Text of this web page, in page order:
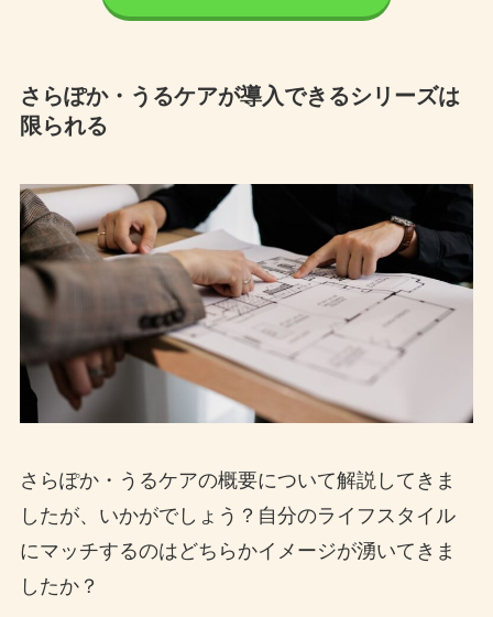
さらぽか・うるケアが導入できるシリーズは
限られる
さらぽか・うるケアの概要について解説してきま
したが、いかがでしょう？自分のライフスタイル
にマッチするのはどちらかイメージが湧いてきま
したか？